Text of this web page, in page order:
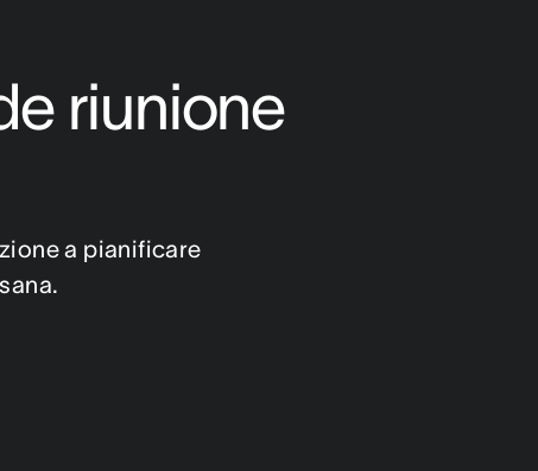
riunione
a pianificare